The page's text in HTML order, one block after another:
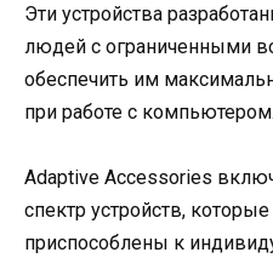
Эти устройства
людей с ограниченными
обеспечить им
при работе с компьютером.
Adaptive Accessories
спектр устройств,
приспособлены к